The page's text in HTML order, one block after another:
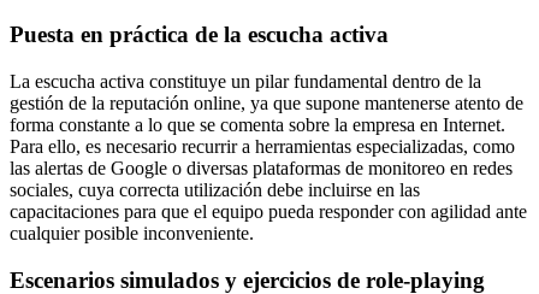
Puesta en práctica de la escucha activa
La escucha activa constituye un pilar fundamental dentro de la
gestión de la reputación online, ya que supone mantenerse atento de
forma constante a lo que se comenta sobre la empresa en Internet.
Para ello, es necesario recurrir a herramientas especializadas, como
las alertas de Google o diversas plataformas de monitoreo en redes
sociales, cuya correcta utilización debe incluirse en las
capacitaciones para que el equipo pueda responder con agilidad ante
cualquier posible inconveniente.
Escenarios simulados y ejercicios de role-playing